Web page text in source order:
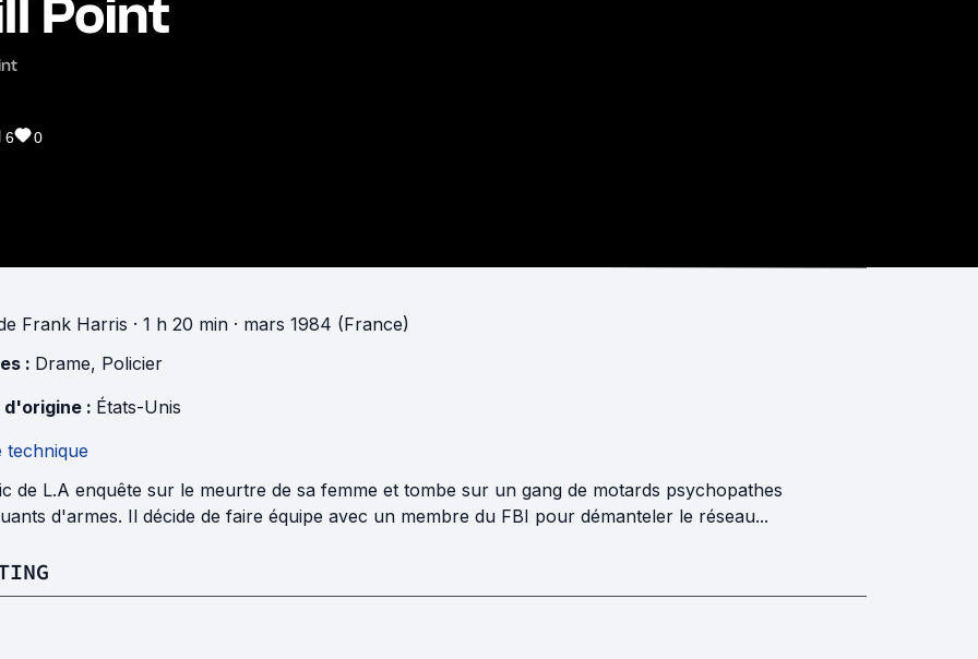
Point
6 0
Frank Harris · 1 h 20 min · mars 1984 (France)
: Drame, Policier
d'origine : États-Unis
technique
de L.A enquête sur le meurtre de sa femme et tombe sur un gang de motards psychopathes
d'armes. Il décide de faire équipe avec un membre du FBI pour démanteler le réseau...